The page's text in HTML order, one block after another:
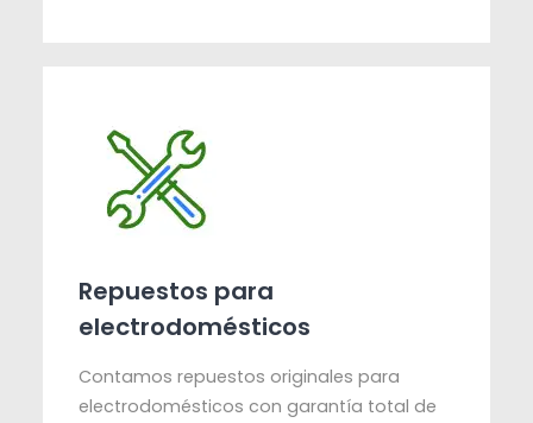
Repuestos para
electrodomésticos
Contamos repuestos originales para
electrodomésticos con garantía total de